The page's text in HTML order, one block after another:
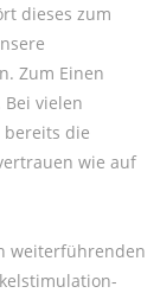
dieses zum
Zum Einen
vielen
bereits die
wie auf
weiterführenden